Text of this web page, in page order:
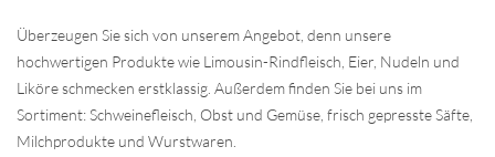
Überzeugen Sie sich von unserem Angebot, denn unsere
hochwertigen Produkte wie Limousin-Rindfleisch, Eier, Nudeln und
Liköre schmecken erstklassig. Außerdem finden Sie bei uns im
Sortiment: Schweinefleisch, Obst und Gemüse, frisch gepresste Säfte,
Milchprodukte und Wurstwaren.